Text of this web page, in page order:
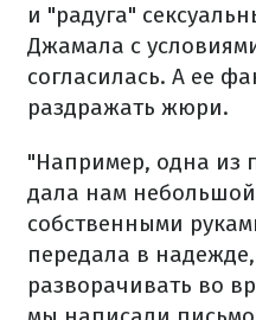
и "радуга"
Джамала с
согласилась. А ее
раздражать жюри.
"Например, одна из
дала нам
собственными
передала в
разворачивать во